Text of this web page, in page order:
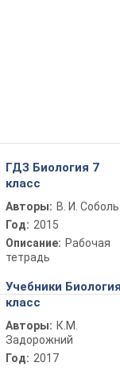
ГДЗ Биология 7
класс
Авторы: В. И. Соболь
Год: 2015
Описание: Рабочая
тетрадь
Учебники
класс
Авторы: К.М.
Задорожний
Год: 2017